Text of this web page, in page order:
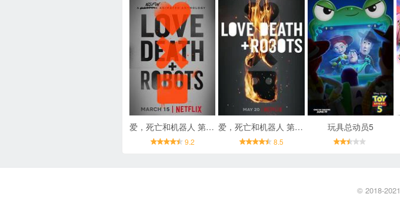
爱，死亡和机器人 第一季
9.2
爱，死亡和机器人 第三季
8.5
玩具总动员5
© 2018-2021